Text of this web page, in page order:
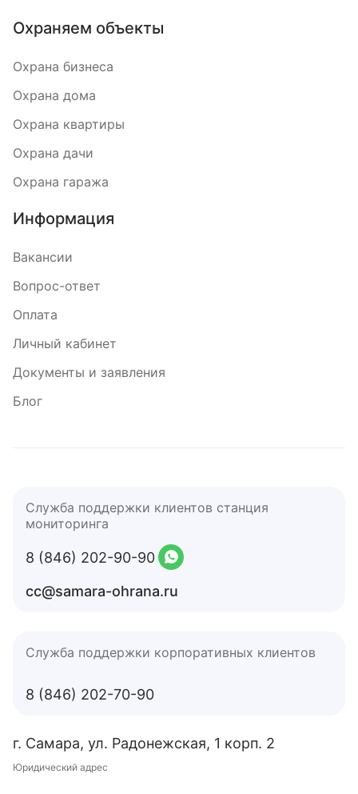
Охраняем объекты
Охрана бизнеса
Охрана дома
Охрана квартиры
Охрана дачи
Охрана гаража
Информация
Вакансии
Вопрос-ответ
Оплата
Личный кабинет
Документы и заявления
Блог
Служба поддержки клиентов станция
мониторинга
8 (846) 202-90-90
cc@samara-ohrana.ru
Служба поддержки корпоративных клиентов
8 (846) 202-70-90
г. Самара, ул. Радонежская, 1 корп. 2
Юридический адрес